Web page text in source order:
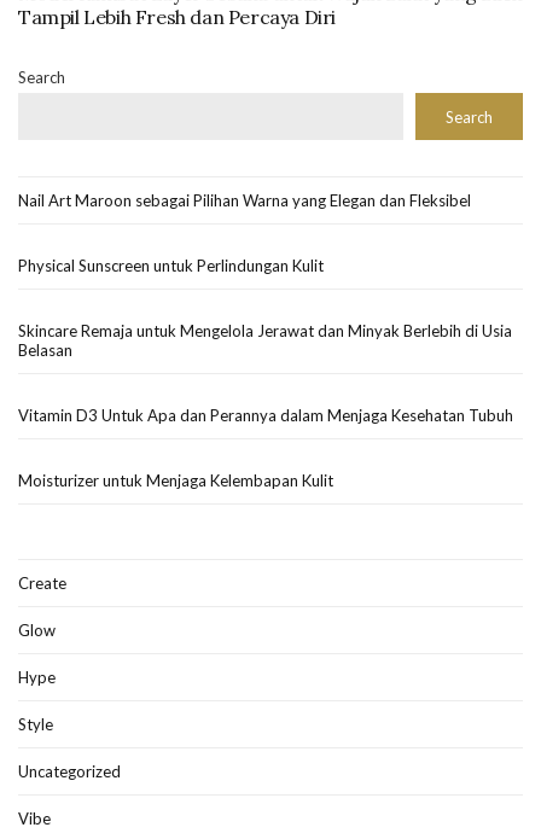
Tampil Lebih Fresh dan Percaya Diri
Search
Search
Nail Art Maroon sebagai Pilihan Warna yang Elegan dan Fleksibel
Physical Sunscreen untuk Perlindungan Kulit
Skincare Remaja untuk Mengelola Jerawat dan Minyak Berlebih di Usia
Belasan
Vitamin D3 Untuk Apa dan Perannya dalam Menjaga Kesehatan Tubuh
Moisturizer untuk Menjaga Kelembapan Kulit
Create
Glow
Hype
Style
Uncategorized
Vibe